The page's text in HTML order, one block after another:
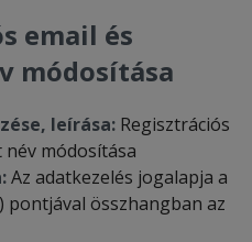
email és
módosítása
leírása: Regisztrációs
módosítása
Az adatkezelés jogalapja a
pontjával összhangban az